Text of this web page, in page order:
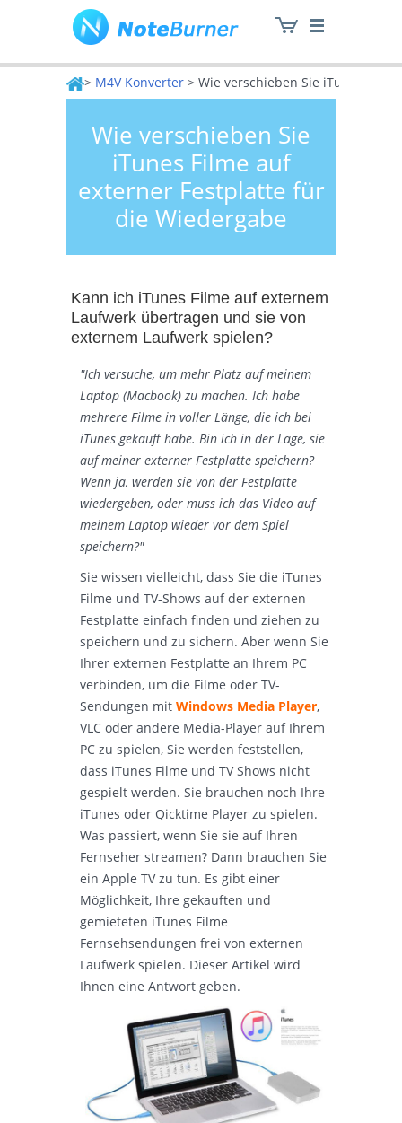
NoteBurner
> M4V Konverter > Wie verschieben Sie iTunes
Wie verschieben Sie
iTunes Filme auf
externer Festplatte für
die Wiedergabe
Kann ich iTunes Filme auf externem
Laufwerk übertragen und sie von
externem Laufwerk spielen?
"Ich versuche, um mehr Platz auf meinem
Laptop (Macbook) zu machen. Ich habe
mehrere Filme in voller Länge, die ich bei
iTunes gekauft habe. Bin ich in der Lage, sie
auf meiner externer Festplatte speichern?
Wenn ja, werden sie von der Festplatte
wiedergeben, oder muss ich das Video auf
meinem Laptop wieder vor dem Spiel
speichern?"
Sie wissen vielleicht, dass Sie die iTunes
Filme und TV-Shows auf der externen
Festplatte einfach finden und ziehen zu
speichern und zu sichern. Aber wenn Sie
Ihrer externen Festplatte an Ihrem PC
verbinden, um die Filme oder TV-
Sendungen mit Windows Media Player,
VLC oder andere Media-Player auf Ihrem
PC zu spielen, Sie werden feststellen,
dass iTunes Filme und TV Shows nicht
gespielt werden. Sie brauchen noch Ihre
iTunes oder Qicktime Player zu spielen.
Was passiert, wenn Sie sie auf Ihren
Fernseher streamen? Dann brauchen Sie
ein Apple TV zu tun. Es gibt einer
Möglichkeit, Ihre gekauften und
gemieteten iTunes Filme
Fernsehsendungen frei von externen
Laufwerk spielen. Dieser Artikel wird
Ihnen eine Antwort geben.